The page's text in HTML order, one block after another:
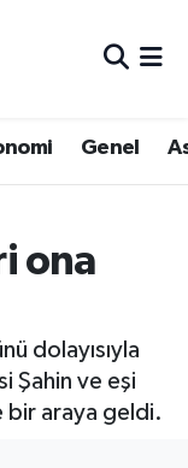
Genel
ona
dolayısıyla
Şahin ve eşi
bir araya geldi.